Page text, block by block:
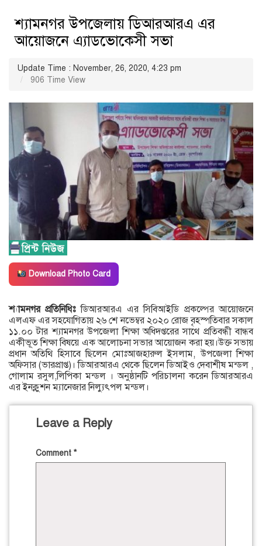
শ্যামনগর উপজেলায় ডিআরআরএ এর
আয়োজনে এ্যাডভোকেসী সভা
Update Time : November, 26, 2020, 4:23 pm
906 Time View
Download Photo Card
শ্যামনগর প্রতিনিধিঃডিআরআরএ এর সিবিআইডি প্রকল্পের আয়োজনে
এলএফ এর সহযোগিতায় ২৬ শে নভেম্বর ২০২০ রোজ বৃহস্পতিবার সকাল
১১.০০ টার শ্যামনগর উপজেলা শিক্ষা অধিদপ্তরের সাথে প্রতিবন্ধী বান্ধব
একীভূত শিক্ষা বিষয়ে এক আলোচনা সভার আয়োজন করা হয়।উক্ত সভায়
প্রধান অতিথি হিসাবে ছিলেন মোঃআজহারুল ইসলাম, উপজেলা শিক্ষা
অফিসার (ভারপ্রাপ্ত)। ডিআরআরএ থেকে ছিলেন ডিআইও দেবাশীষ মন্ডল ,
গোলাম রসুল,লিপিকা মন্ডল । অনুষ্ঠানটি পরিচালনা করেন ডিআরআরএ
এর ইনক্লুশন ম্যানেজার নিল্যুৎপল মন্ডল।
Leave a Reply
Comment *